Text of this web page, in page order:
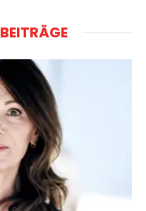
BEITRÄGE